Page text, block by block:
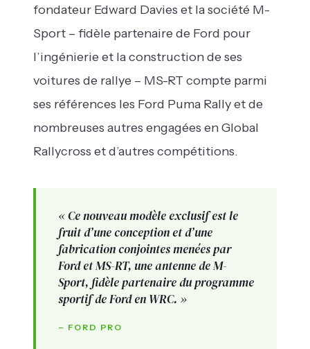
fondateur Edward Davies et la société M-
Sport – fidèle partenaire de Ford pour
l’ingénierie et la construction de ses
voitures de rallye – MS-RT compte parmi
ses références les Ford Puma Rally et de
nombreuses autres engagées en Global
Rallycross et d’autres compétitions.
« Ce nouveau modèle exclusif est le
fruit d’une conception et d’une
fabrication conjointes menées par
Ford et MS-RT, une antenne de M-
Sport, fidèle partenaire du programme
sportif de Ford en WRC. »
– FORD PRO